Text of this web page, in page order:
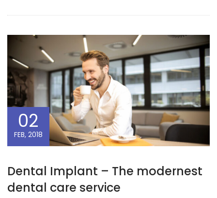
02
FEB, 2018
Dental Implant – The modernest
dental care service